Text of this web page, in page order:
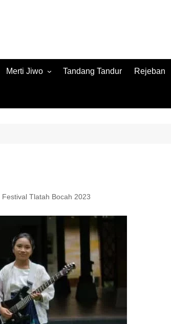
Merti Jiwo
Merti Jiwo 2023
Tandang Tandur Rejeban
Festival Tlatah Bocah 2023